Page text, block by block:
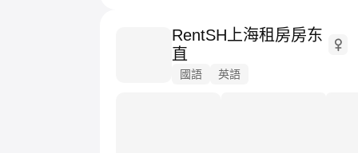
RentSH上海租房房东
直
國語 英語